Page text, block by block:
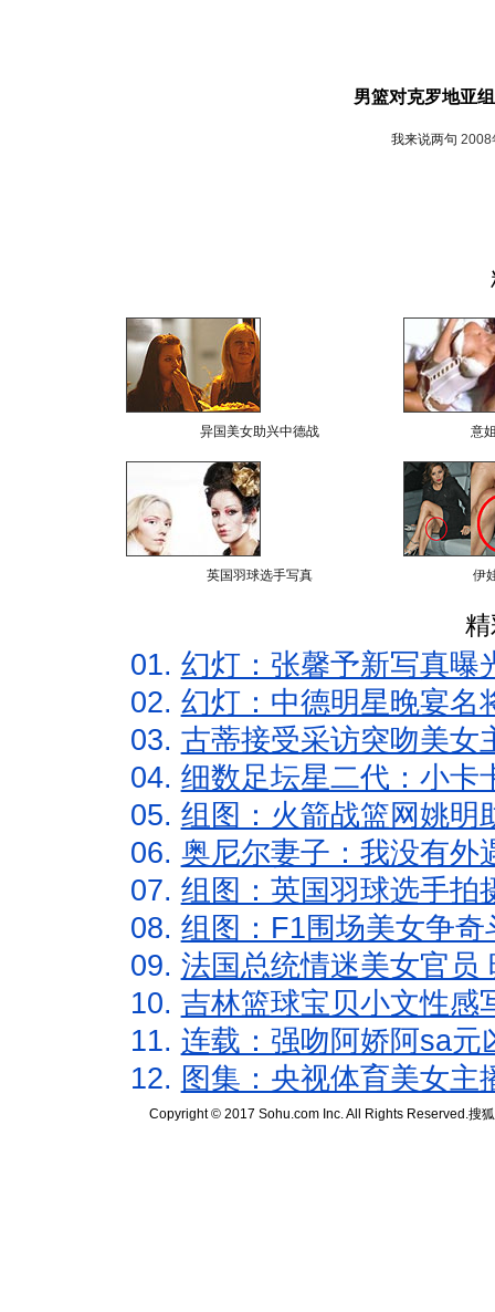
男篮对克罗地亚
我来说两句 2008
异国美女助兴中德战 意
英国羽球选手写真 伊
01. 幻灯：张馨予新写真曝
02. 幻灯：中德明星晚宴名
03. 古蒂接受采访突吻美女
04. 细数足坛星二代：小卡
05. 组图：火箭战篮网姚明
06. 奥尼尔妻子：我没有外
07. 组图：英国羽球选手拍
08. 组图：F1围场美女争
09. 法国总统情迷美女官员
10. 吉林篮球宝贝小文性感
11. 连载：强吻阿娇阿sa元
12. 图集：央视体育美女主
Copyright © 2017 Sohu.com Inc. All Rights Reserved.搜